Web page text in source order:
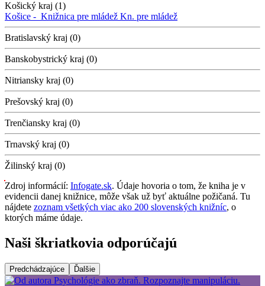
Košický kraj (1)
Košice - Knižnica pre mládež Kn. pre mládež
Bratislavský kraj (0)
Banskobystrický kraj (0)
Nitriansky kraj (0)
Prešovský kraj (0)
Trenčiansky kraj (0)
Trnavský kraj (0)
Žilinský kraj (0)
Zdroj informácií: Infogate.sk. Údaje hovoria o tom, že kniha je v
evidencii danej knižnice, môže však už byť aktuálne požičaná. Tu
nájdete zoznam všetkých viac ako 200 slovenských knižníc, o
ktorých máme údaje.
Naši škriatkovia odporúčajú
Predchádzajúce Ďalšie